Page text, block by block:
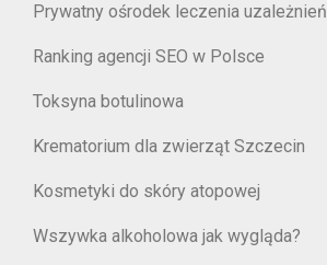
Prywatny ośrodek leczenia uzależnień
Ranking agencji SEO w Polsce
Toksyna botulinowa
Krematorium dla zwierząt Szczecin
Kosmetyki do skóry atopowej
Wszywka alkoholowa jak wygląda?